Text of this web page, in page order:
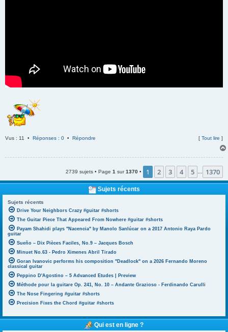
Vus : 11 • Réponses : 0 • Répondre [ Tout lire ]
2739 sujets • Page 1 sur1370 • 1 2 3 4 5 1370
Sujets récents
Sujets récents
Drive Your Neighbors Crazy #guitar #shorts
The Guitar Piece That Appeared From Nowhere #guitar #shorts
Payam Shahidi plays "Nacencia" by Manolo Sanlúcar on a 2017 Antonio Raya Pardo
guitar
Sueño – Dix Pièces Faciles, No.9 – Jacques Bosch
Minuet No.63 - Pedro Ximenes Abril Tirado
Goran Ivanovic performs his composition "Deadlock" on a 2026 Fernando Moreno
classical guitar
Peppino D'Agostino – 5 Advanced Etudes | Preview
Méthode pour la guitare Op. 241, No. 10 – Andante Grazioso - Ferdinando Carulli
The Nose Fingering #guitar #shorts
Precision Fixes the Chord #guitar #shorts
Qui est en ligne ?